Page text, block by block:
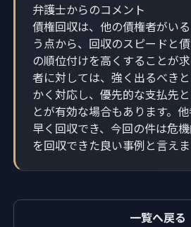
弁護士からのコメント
債権回収は、他の債権者がい
う点から、回収のスピードと
の順位付けを高くすることが
者に対しては、強く出るべき
かく対応し、優先的な支払先
とが有効な場合もあります。
早く回収でき、今回の件は危
を回収できた良い事例と言えま
一覧へ戻る